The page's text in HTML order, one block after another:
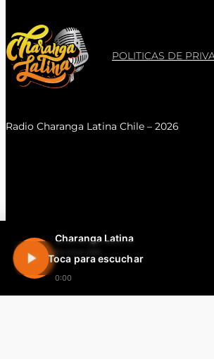
Charanga Latina
En vivo 24h
0:00
Toca para escuchar
POLITICAS DE
Radio Charanga Latina Chile – 2026